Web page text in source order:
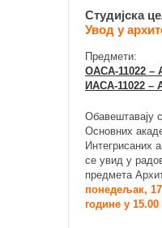
Студијска
Увод у
Предмети:
ОАСА-11022 –
ИАСА-11022 –
Обавештавају
Основних
Интегрисаних
се увид у
предмета
понедељак,
године у 15.00